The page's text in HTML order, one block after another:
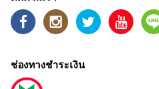
ช่องทางชำระเงิน